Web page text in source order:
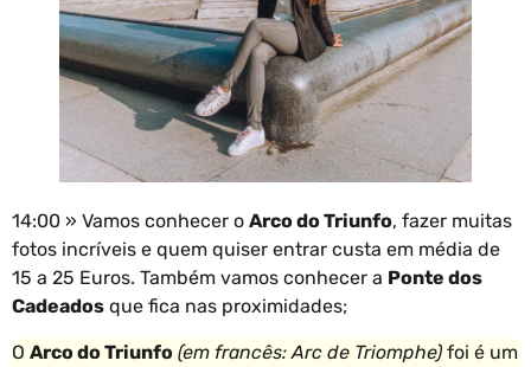
14:00 » Vamos conhecer o Arco do Triunfo, fazer muitas
fotos incríveis e quem quiser entrar custa em média de
15 a 25 Euros. Também vamos conhecer a Ponte dos
Cadeados que fica nas proximidades;
O Arco do Triunfo (em francês: Arc de Triomphe) foi é um